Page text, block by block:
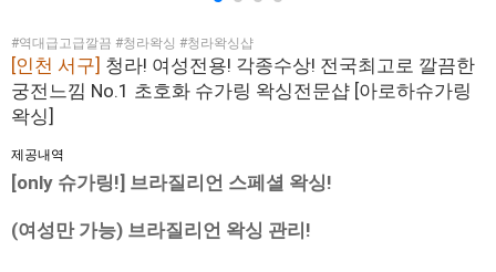
#역대급고급깔끔 #청라왁싱 #청라왁싱샵
[인천 서구] 청라! 여성전용! 각종수상! 전국최고로 깔끔한
궁전느낌 No.1 초호화 슈가링 왁싱전문샵 [아로하슈가링
왁싱]
제공내역
[only 슈가링!] 브라질리언 스페셜 왁싱!
(여성만 가능) 브라질리언 왁싱 관리!